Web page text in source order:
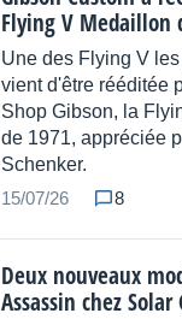
Flying V Medaillon
Une des Flying V
vient d'être rééditée
Shop Gibson, la
de 1971, appréciée
Schenker.
15/07/26
8
Deux nouveaux
Assassin chez Solar